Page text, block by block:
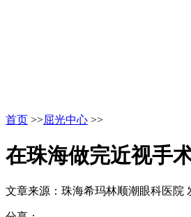
首页 >>屈光中心 >>
在珠海做完近视手
文章来源：珠海希玛林顺潮眼科医院